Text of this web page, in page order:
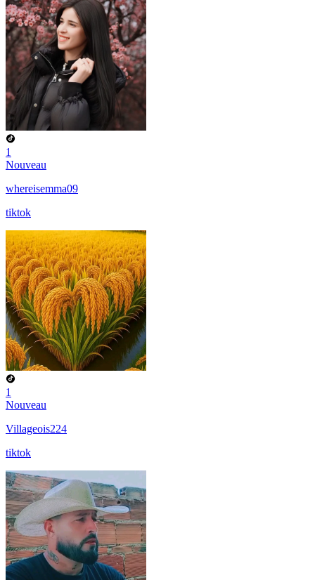
1
Nouveau
whereisemma09
tiktok
1
Nouveau
Villageois224
tiktok